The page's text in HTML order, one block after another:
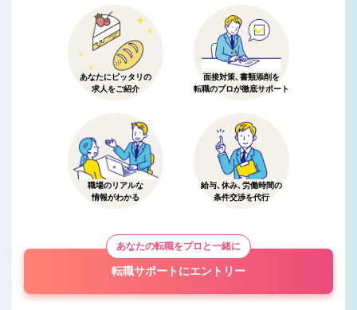
あなたにピッタリの
求人をご紹介
面接対策、書類添削を
転職のプロが徹底サポート
職場のリアルな
情報がわかる
給与、休み、労働時間の
条件交渉を代行
あなたの転職をプロと一緒に
転職サポートにエントリー